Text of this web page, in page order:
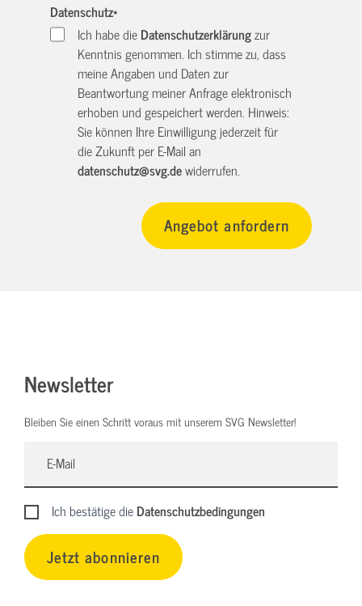
Datenschutz*
Ich habe dieDatenschutzerklärungzur
Kenntnis genommen. Ich stimme zu, dass
meine Angaben und Daten zur
Beantwortung meiner Anfrage elektronisch
erhoben und gespeichert werden. Hinweis:
Sie können Ihre Einwilligung jederzeit für
die Zukunft per E-Mail an
datenschutz@svg.dewiderrufen.
Newsletter
Bleiben Sie einen Schritt voraus mit unserem SVG Newsletter!
Ich bestätige dieDatenschutzbedingungen
Jetzt abonnieren